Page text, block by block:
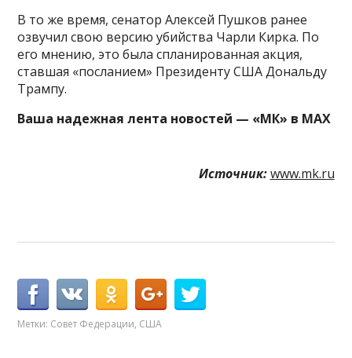
В то же время, сенатор Алексей Пушков ранее
озвучил свою версию убийства Чарли Кирка. По
его мнению, это была спланированная акция,
ставшая «посланием» Президенту США Дональду
Трампу.
Ваша надежная лента новостей — «МК» в MAX
Источник: www.mk.ru
Метки: Совет Федерации, США